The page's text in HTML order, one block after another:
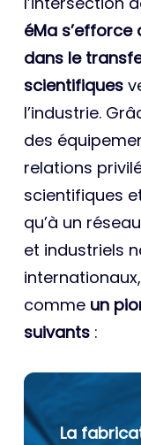
éMa s’efforce
dans le
scientifiques
l’industrie.
des
relations
scientifiques
qu’à un
et industriels
comme un
suivants :
La